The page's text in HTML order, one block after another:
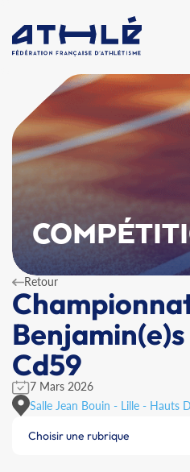
Retour
Benjamin(e)s
Cd59
7 Mars 2026
Salle Jean Bouin - Lille - Hauts
Choisir une rubrique